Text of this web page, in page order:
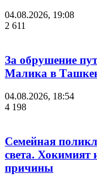
04.08.2026, 19:08
2 611
За обрушение
Малика в
04.08.2026, 18:54
4 198
Семейная
света. Хокимият
причины